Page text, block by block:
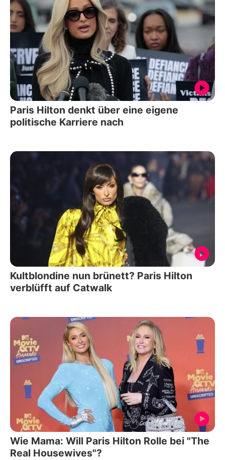
Paris Hilton denkt über eine eigene
politische Karriere nach
Kultblondine nun brünett? Paris Hilton
verblüfft auf Catwalk
Wie Mama: Will Paris Hilton Rolle bei "The
Real Housewives"?